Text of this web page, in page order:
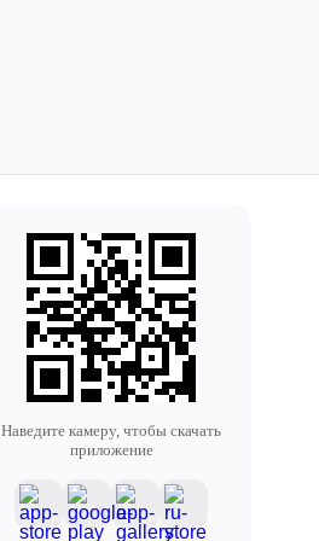
Наведите камеру, чтобы скачать
приложение